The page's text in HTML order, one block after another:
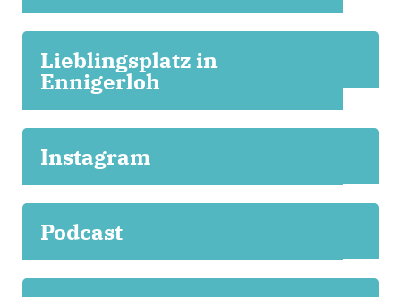
Lieblingsplatz in
Ennigerloh
Instagram
Podcast